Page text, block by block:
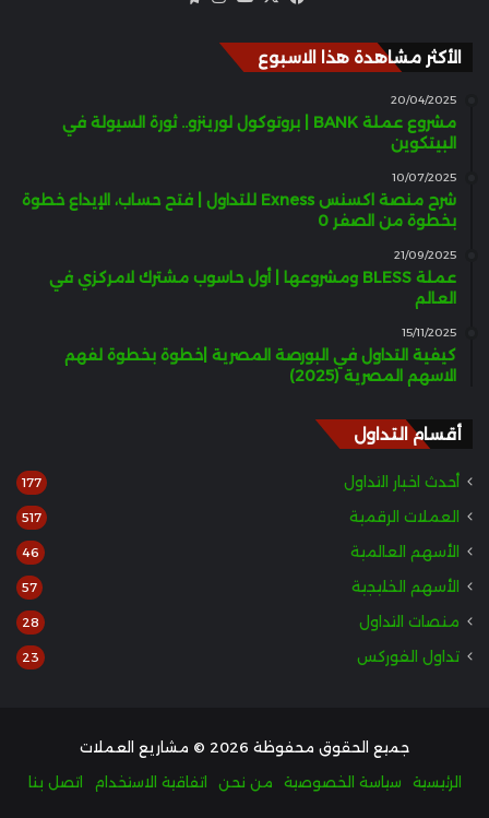
الأكثر مشاهدة هذا الاسبوع
20/04/2025
مشروع عملة BANK | بروتوكول لورينزو.. ثورة السيولة في
البيتكوين
10/07/2025
شرح منصة اكسنس Exness للتداول | فتح حساب، الإيداع خطوة
بخطوة من الصفر 0
21/09/2025
عملة BLESS ومشروعها | أول حاسوب مشترك لامركزي في
العالم
15/11/2025
كيفية التداول في البورصة المصرية |خطوة بخطوة لفهم
الاسهم المصرية (2025)
أقسام التداول
أحدث اخبار التداول 177
العملات الرقمية 517
الأسهم العالمية 46
الأسهم الخليجية 57
منصات التداول 28
تداول الفوركس 23
جميع الحقوق محفوظة 2026 © مشاريع العملات
الرئيسية
سياسة الخصوصية من نحن اتفاقية الاستخدام اتصل بنا